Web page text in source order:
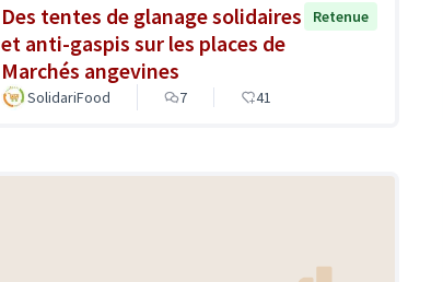
Des tentes de glanage solidaires
et anti-gaspis sur les places de
Marchés angevines
Retenue
SolidariFood 7 41